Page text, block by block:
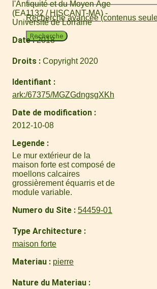
Recherche avancée (contenus
Recherche
l'Antiquité et du Moyen Âge
(EA1132 / HISCANT-MA) -
Université de Lorraine
Date 2018
Droits Copyright 2020
Identifiant
ark:/67375/MGZGdngsgXKh
Date de modification
2012-10-08
Legende
Le mur extérieur de la
maison forte est composé de
moellons calcaires
grossièrement équarris et de
module variable.
Numero du Site 54459-01
Type Architecture
maison forte
Materiau pierre
Nature du Materiau